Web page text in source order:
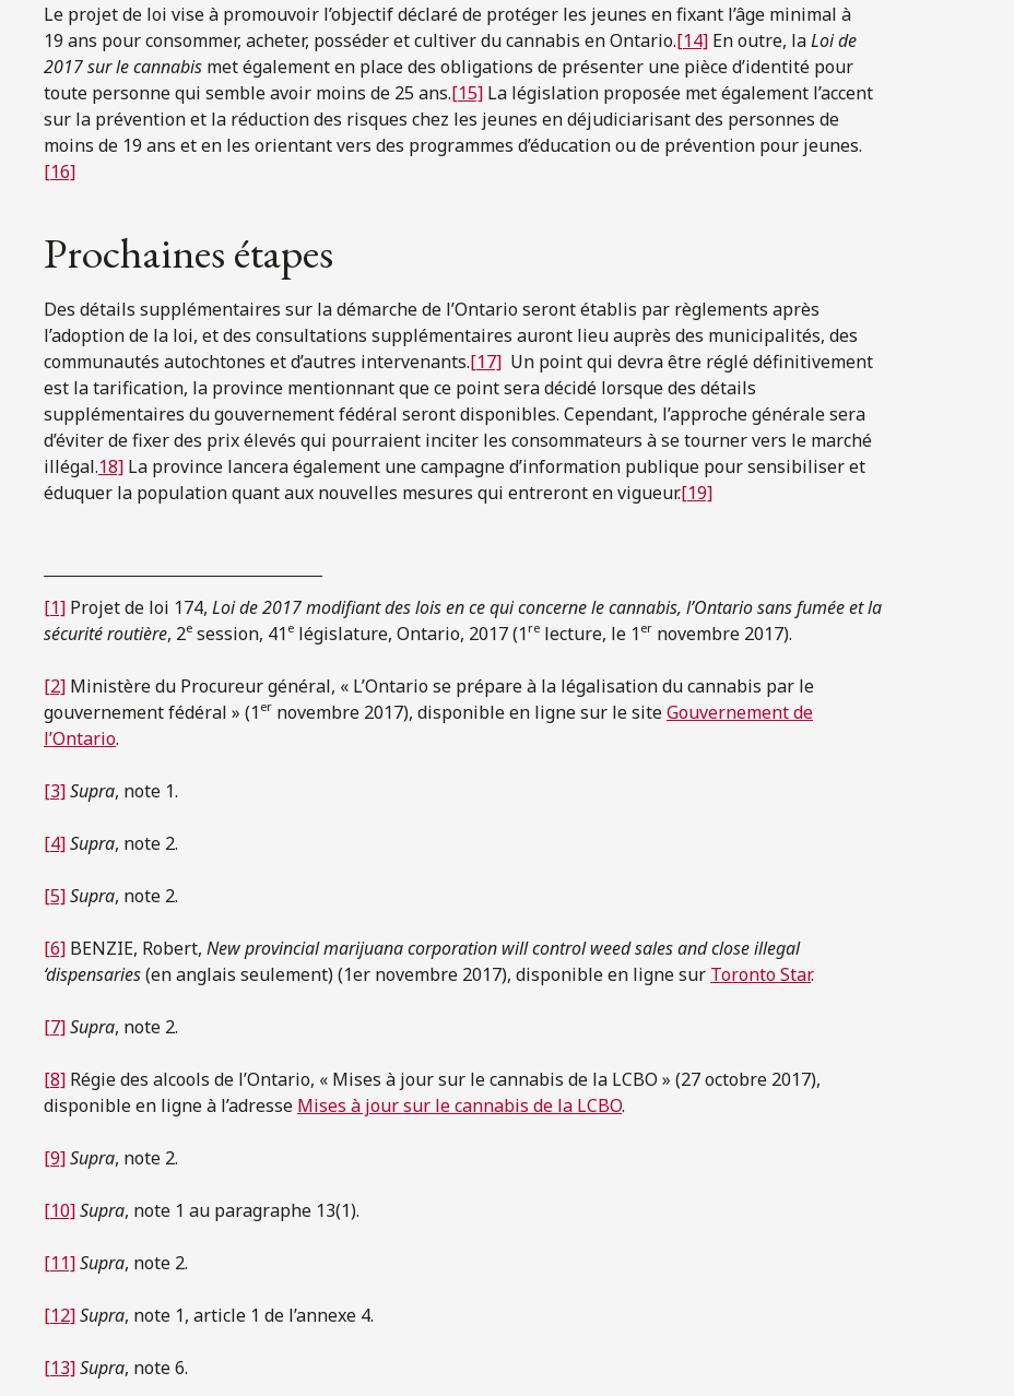
Le projet de loi vise à promouvoir l’objectif déclaré de protéger les jeunes en fixant l’âge minimal à
19 ans pour consommer, acheter, posséder et cultiver du cannabis en Ontario.[14] En outre, laLoi de
2017 sur le cannabis met également en place des obligations de présenter une pièce d’identité pour
toute personne qui semble avoir moins de 25 ans.[15] La législation proposée met également l’accent
sur la prévention et la réduction des risques chez les jeunes en déjudiciarisant des personnes de
moins de 19 ans et en les orientant vers des programmes d’éducation ou de prévention pour jeunes.
[16]
Prochaines étapes
Des détails supplémentaires sur la démarche de l’Ontario seront établis par règlements après
l’adoption de la loi, et des consultations supplémentaires auront lieu auprès des municipalités, des
communautés autochtones et d’autres intervenants.[17] Un point qui devra être réglé définitivement
est la tarification, la province mentionnant que ce point sera décidé lorsque des détails
supplémentaires du gouvernement fédéral seront disponibles. Cependant, l’approche générale sera
d’éviter de fixer des prix élevés qui pourraient inciter les consommateurs à se tourner vers le marché
illégal.18] La province lancera également une campagne d’information publique pour sensibiliser et
éduquer la population quant aux nouvelles mesures qui entreront en vigueur.[19]
[1] Projet de loi 174, Loi de 2017 modifiant des lois en ce qui concerne le cannabis, l’Ontario sans fumée et la
sécurité routière, 2e session, 41 e législature, Ontario, 2017 (1 re lecture, le 1 er novembre 2017).
[2] Ministère du Procureur général, « L’Ontario se prépare à la légalisation du cannabis par le
gouvernement fédéral » (1 er novembre 2017), disponible en ligne sur le siteGouvernement de
l’Ontario.
[3]Supra, note 1.
[4]Supra, note 2.
[5]Supra, note 2.
[6] BENZIE, Robert, New provincial marijuana corporation will control weed sales and close illegal
‘dispensaries(en anglais seulement) (1er novembre 2017), disponible en ligne sur Toronto Star.
[7]Supra, note 2.
[8] Régie des alcools de l’Ontario, « Mises à jour sur le cannabis de la LCBO » (27 octobre 2017),
disponible en ligne à l’adresse Mises à jour sur le cannabis de la LCBO.
[9]Supra, note 2.
[10]Supra, note 1 au paragraphe 13(1).
[11]Supra, note 2.
[12]Supra, note 1, article 1 de l’annexe 4.
[13]Supra, note 6.